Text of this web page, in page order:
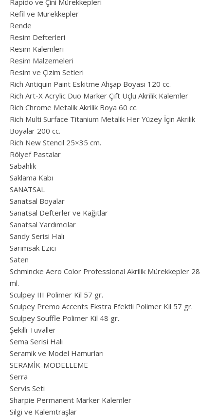
Rapido ve Çini Mürekkepleri
Refil ve Mürekkepler
Rende
Resim Defterleri
Resim Kalemleri
Resim Malzemeleri
Resim ve Çizim Setleri
Rich Antiquin Paint Eskitme Ahşap Boyası 120 cc.
Rich Art-X Acrylic Duo Marker Çift Uçlu Akrilik Kalemler
Rich Chrome Metalik Akrilik Boya 60 cc.
Rich Multi Surface Titanium Metalik Her Yüzey İçin Akrilik
Boyalar 200 cc.
Rich New Stencil 25×35 cm.
Rölyef Pastalar
Sabahlık
Saklama Kabı
SANATSAL
Sanatsal Boyalar
Sanatsal Defterler ve Kağıtlar
Sanatsal Yardımcılar
Sandy Serisi Halı
Sarımsak Ezici
Saten
Schmincke Aero Color Professional Akrilik Mürekkepler 28
ml.
Sculpey III Polimer Kil 57 gr.
Sculpey Premo Accents Ekstra Efektli Polimer Kil 57 gr.
Sculpey Souffle Polimer Kil 48 gr.
Şekilli Tuvaller
Sema Serisi Halı
Seramik ve Model Hamurları
SERAMİK-MODELLEME
Serra
Servis Seti
Sharpie Permanent Marker Kalemler
Silgi ve Kalemtraşlar